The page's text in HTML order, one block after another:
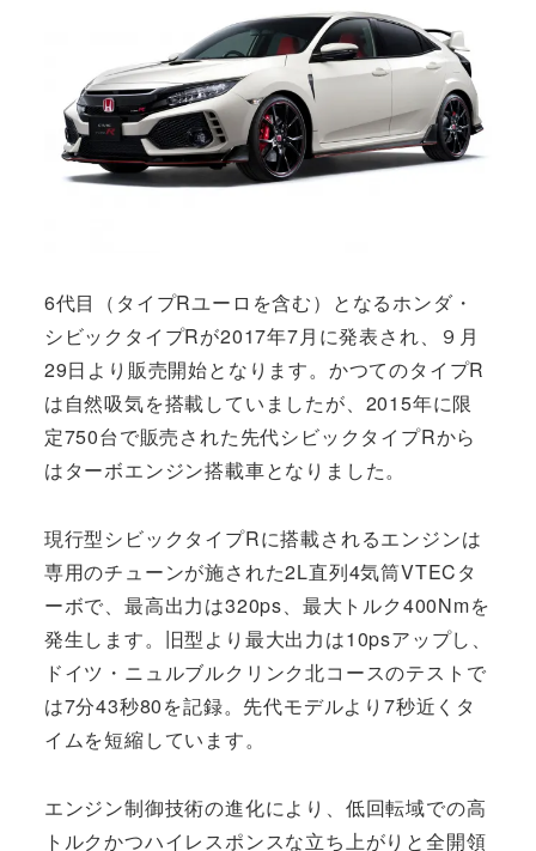
6代目（タイプRユーロを含む）となるホンダ・
シビックタイプRが2017年7月に発表され、９月
29日より販売開始となります。かつてのタイプR
は自然吸気を搭載していましたが、2015年に限
定750台で販売された先代シビックタイプRから
はターボエンジン搭載車となりました。
現行型シビックタイプRに搭載されるエンジンは
専用のチューンが施された2L直列4気筒VTECタ
ーボで、最高出力は320ps、最大トルク400Nmを
発生します。旧型より最大出力は10psアップし、
ドイツ・ニュルブルクリンク北コースのテストで
は7分43秒80を記録。先代モデルより7秒近くタ
イムを短縮しています。
エンジン制御技術の進化により、低回転域での高
トルクかつハイレスポンスな立ち上がりと全開領